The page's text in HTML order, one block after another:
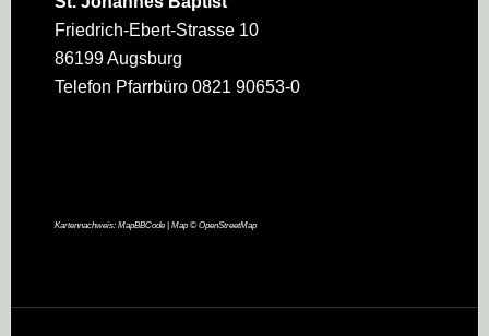
Friedrich-Ebert-Strasse 10
86199 Augsburg
Telefon Pfarrbüro 0821 90653-0
Kartennachweis: MapBBCode| Map © OpenStreetMap